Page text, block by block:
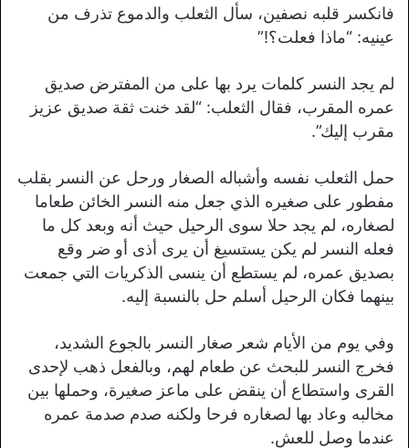
فانكسر قلبه نصفين، سأل الثعلب والدموع تذرف من
عينيه: “ماذا فعلت؟!”
لم يجد النسر كلمات يرد بها على من المفترض صديق
عمره المقرب، فقال الثعلب: “لقد خنت ثقة صديق عزيز
مقرب إليك”.
حمل الثعلب نفسه وأشباله الصغار ورحل عن النسر بقلب
مفطور على صغيره الذي جعل منه النسر الخائن طعاما
لصغاره، لم يجد حلا سوى الرحيل حيث أنه وبعد كل ما
فعله النسر لم يكن يستسيغ أن يرى أذى أو ضر وقع
بصديق عمره، لم يستطع أن ينسى الذكريات التي جمعت
بينهما فكان الرحيل أسلم حل بالنسبة إليه.
وفي يوم من الأيام شعر صغار النسر بالجوع الشديد،
فخرج النسر للبحث عن طعام لهم، وبالفعل ذهب لإحدى
القرى واستطاع أن ينقض على ماعز صغيرة، وحملها بين
مخالبه وعاد بها لصغاره فرحا ولكنه صدم صدمة عمره
عندما وصل للعش.